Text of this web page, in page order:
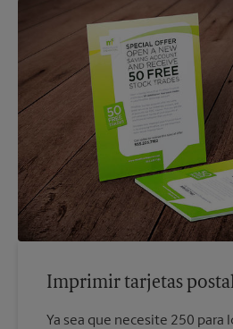
Imprimir tarjetas
Ya sea que necesite 250 para